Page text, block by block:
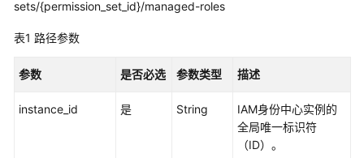
概
览
sets/{permission_set_id}/managed-roles
表1 路径参数
参数 是否必选 参数类型 描述
instance_id 是 String
IAM身份中心实例的
全局唯一标识符
（ID）。